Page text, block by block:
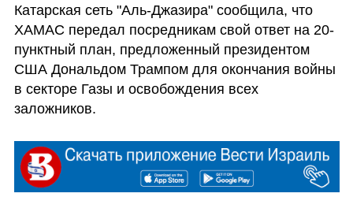
Катарская сеть "Аль-Джазира" сообщила, что
ХАМАС передал посредникам свой ответ на 20-
пунктный план, предложенный президентом
США Дональдом Трампом для окончания войны
в секторе Газы и освобождения всех
заложников.